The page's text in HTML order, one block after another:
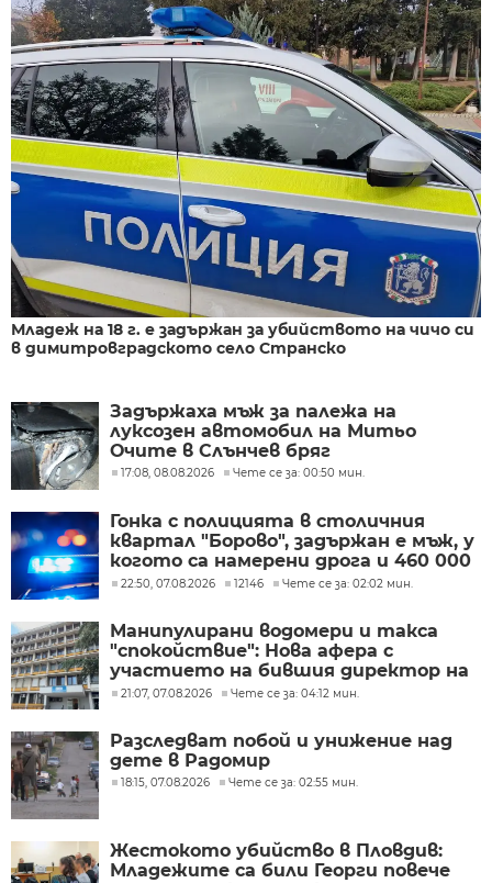
Младеж на 18 г. е задържан за убийството на чичо си
в димитровградското село Странско
Задържаха мъж за палежа на
луксозен автомобил на Митьо
Очите в Слънчев бряг
17:08, 08.08.2026 Чете се за: 00:50 мин.
Гонка с полицията в столичния
квартал "Борово", задържан е мъж, у
когото са намерени дрога и 460 000
евро
22:50, 07.08.2026 12146 Чете се за: 02:02 мин.
Манипулирани водомери и такса
"спокойствие": Нова афера с
участието на бившия директор на
"ВиК - Бургас"
21:07, 07.08.2026 Чете се за: 04:12 мин.
Разследват побой и унижение над
дете в Радомир
18:15, 07.08.2026 Чете се за: 02:55 мин.
Жестокото убийство в Пловдив:
Младежите са били Георги повече